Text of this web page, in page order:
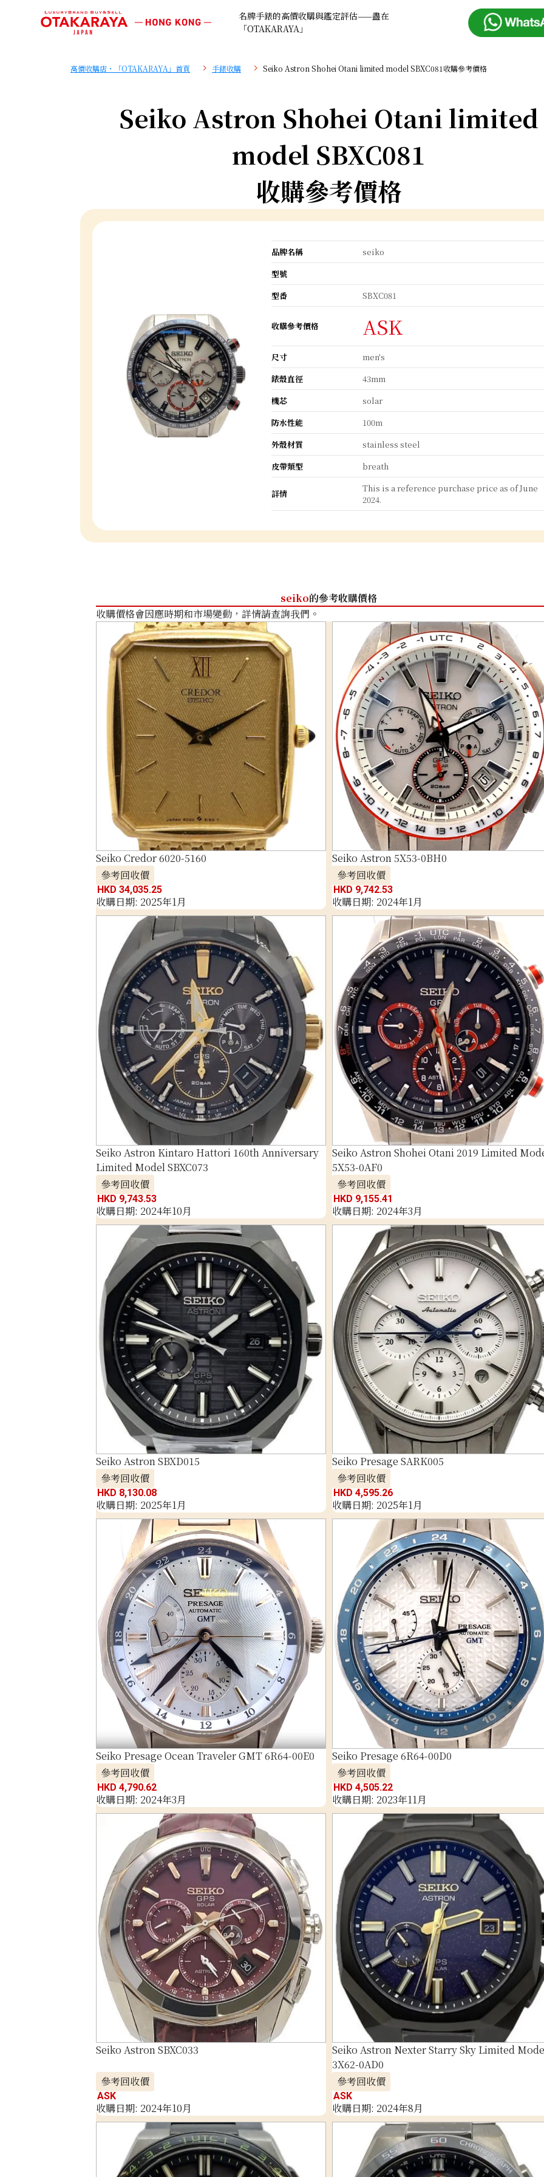
名牌手錶的高價收購與鑑定評估——盡在
「OTAKARAYA」
高價收購店・「OTAKARAYA」首頁 手錶收購 Seiko Astron Shohei Otani limited model SBXC081收購參考價格
Seiko Astron Shohei Otani limited
model SBXC081
收購參考價格
品牌名稱
seiko
型號
型番
SBXC081
收購參考價格 ASK
尺寸
men's
錶殼直徑
43mm
機芯
solar
防水性能
100m
外殼材質
stainless steel
皮帶類型
breath
詳情
This is a reference purchase price as of June
2024.
seiko的參考收購價格
收購價格會因應時期和市場變動，詳情請查詢我們。
Seiko Credor 6020-5160
參考回收價
HKD 34,035.25
收購日期: 2025年1月
Seiko Astron 5X53-0BH0
參考回收價
HKD 9,742.53
收購日期: 2024年1月
Seiko Astron Kintaro Hattori 160th Anniversary
Limited Model SBXC073
參考回收價
HKD 9,743.53
收購日期: 2024年10月
Seiko Astron Shohei Otani 2019 Limited
5X53-0AF0
參考回收價
HKD 9,155.41
收購日期: 2024年3月
Seiko Astron SBXD015
參考回收價
HKD 8,130.08
收購日期: 2025年1月
Seiko Presage SARK005
參考回收價
HKD 4,595.26
收購日期: 2025年1月
Seiko Presage Ocean Traveler GMT 6R64-00E0
參考回收價
HKD 4,790.62
收購日期: 2024年3月
Seiko Presage 6R64-00D0
參考回收價
HKD 4,505.22
收購日期: 2023年11月
Seiko Astron SBXC033
參考回收價
ASK
收購日期: 2024年10月
Seiko Astron Nexter Starry Sky Limited
3X62-0AD0
參考回收價
ASK
收購日期: 2024年8月